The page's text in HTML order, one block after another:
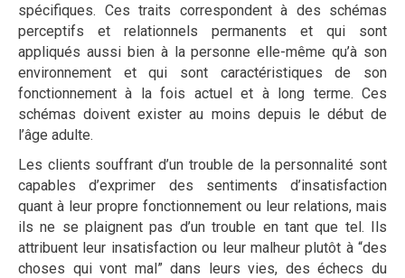
spécifiques. Ces traits correspondent à des schémas
perceptifs et relationnels permanents et qui sont
appliqués aussi bien à la personne elle-même qu’à son
environnement et qui sont caractéristiques de son
fonctionnement à la fois actuel et à long terme. Ces
schémas doivent exister au moins depuis le début de
l’âge adulte.
Les clients souffrant d’un trouble de la personnalité sont
capables d’exprimer des sentiments d’insatisfaction
quant à leur propre fonctionnement ou leur relations, mais
ils ne se plaignent pas d’un trouble en tant que tel. Ils
attribuent leur insatisfaction ou leur malheur plutôt à “des
choses qui vont mal” dans leurs vies, des échecs du